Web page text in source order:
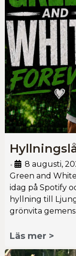
•
8 augusti,
Green and
idag på Spotify
hyllning till
grönvita
Läs mer >